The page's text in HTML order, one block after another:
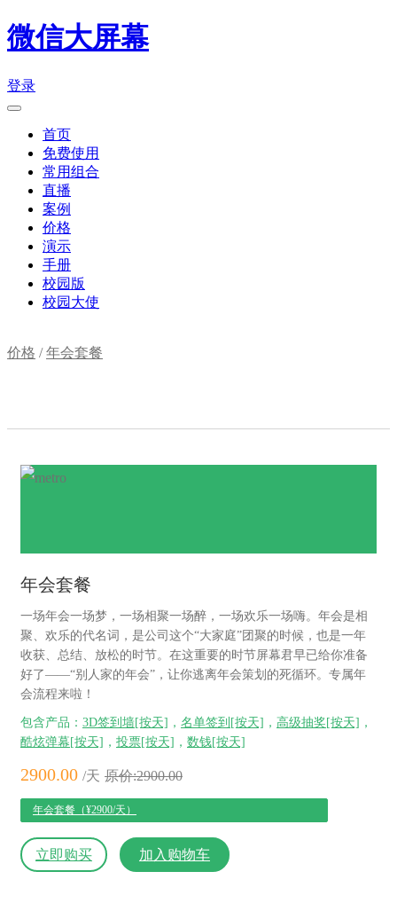
微信大屏幕
登录
首页
免费使用
常用组合
直播
案例
价格
演示
手册
校园版
校园大使
价格 /年会套餐
年会套餐
一场年会一场梦，一场相聚一场醉，一场欢乐一场嗨。年会是相
聚、欢乐的代名词，是公司这个“大家庭”团聚的时候，也是一年
收获、总结、放松的时节。在这重要的时节屏幕君早已给你准备
好了——“别人家的年会”，让你逃离年会策划的死循环。专属年
会流程来啦！
包含产品： 3D签到墙[按天] ， 名单签到[按天] ， 高级抽奖[按天] ，
酷炫弹幕[按天] ， 投票[按天] ， 数钱[按天]
2900.00 /天 原价:2900.00
年会套餐（¥2900/天）
立即购买 加入购物车